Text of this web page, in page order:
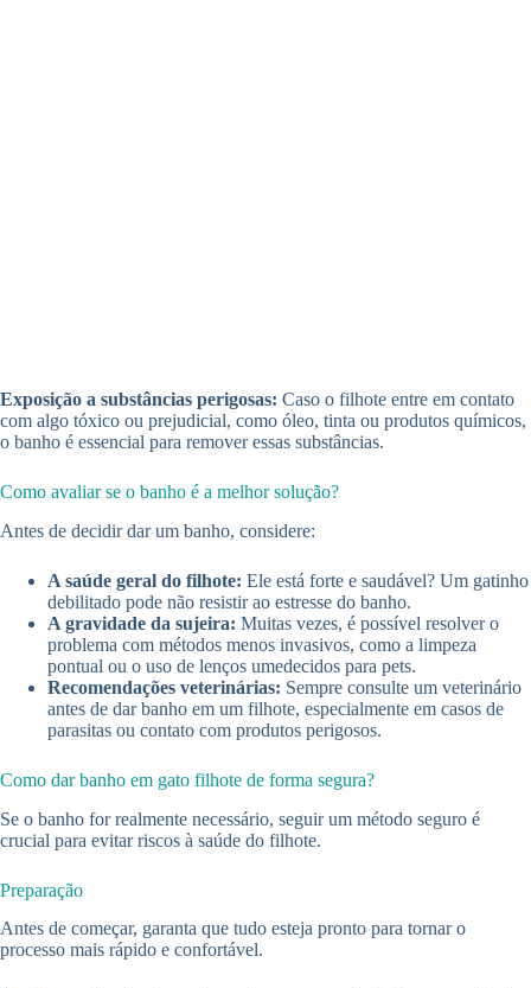
Exposição a substâncias perigosas: Caso o filhote entre em contato
com algo tóxico ou prejudicial, como óleo, tinta ou produtos químicos,
o banho é essencial para remover essas substâncias.
Como avaliar se o banho é a melhor solução?
Antes de decidir dar um banho, considere:
A saúde geral do filhote: Ele está forte e saudável? Um gatinho
debilitado pode não resistir ao estresse do banho.
A gravidade da sujeira: Muitas vezes, é possível resolver o
problema com métodos menos invasivos, como a limpeza
pontual ou o uso de lenços umedecidos para pets.
Recomendações veterinárias: Sempre consulte um veterinário
antes de dar banho em um filhote, especialmente em casos de
parasitas ou contato com produtos perigosos.
Como dar banho em gato filhote de forma segura?
Se o banho for realmente necessário, seguir um método seguro é
crucial para evitar riscos à saúde do filhote.
Preparação
Antes de começar, garanta que tudo esteja pronto para tornar o
processo mais rápido e confortável.